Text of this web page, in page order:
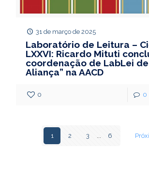
31 de março de 2025
Laboratório de Leitura –
LXXVI: Ricardo Mituti
coordenação de LabLei de
Aliança” na AACD
0 0
1 2 3 6